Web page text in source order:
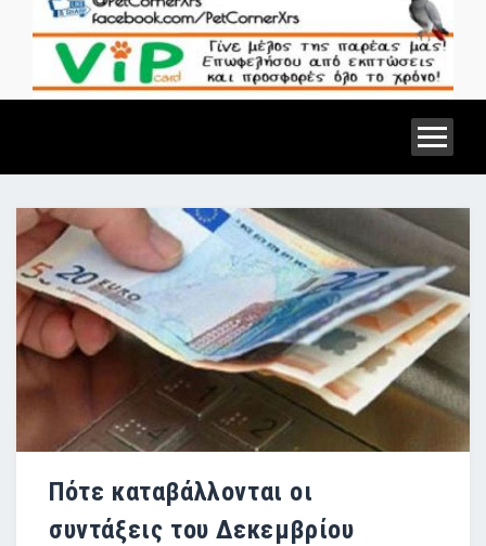
Πότε καταβάλλονται οι
συντάξεις του Δεκεμβρίου